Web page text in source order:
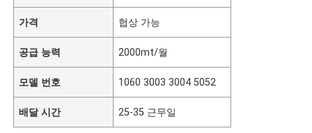
가격 협상 가능
공급 능력 2000mt/월
모델 번호 1060 3003 3004 5052
배달 시간 25-35 근무일